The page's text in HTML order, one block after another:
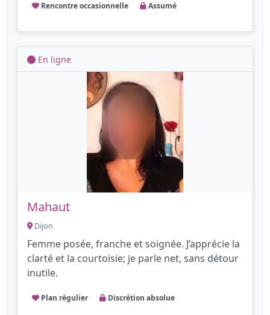
Rencontre occasionnelle Assumé
En ligne
Mahaut
Dijon
Femme posée, franche et soignée. J’apprécie la
clarté et la courtoisie; je parle net, sans détour
inutile.
Plan régulier Discrétion absolue